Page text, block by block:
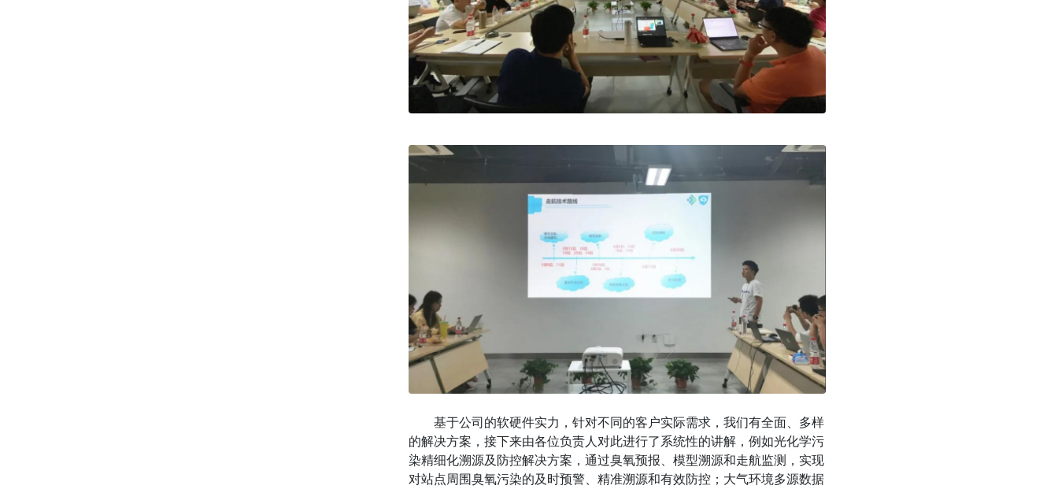
基于公司的软硬件实力，针对不同的客户实际需求，我们有全面、多样
的解决方案，接下来由各位负责人对此进行了系统性的讲解，例如光化学污
染精细化溯源及防控解决方案，通过臭氧预报、模型溯源和走航监测，实现
对站点周围臭氧污染的及时预警、精准溯源和有效防控；大气环境多源数据